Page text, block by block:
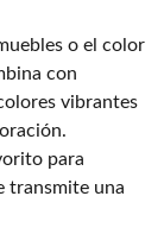
o el color
con
vibrantes
para
transmite una